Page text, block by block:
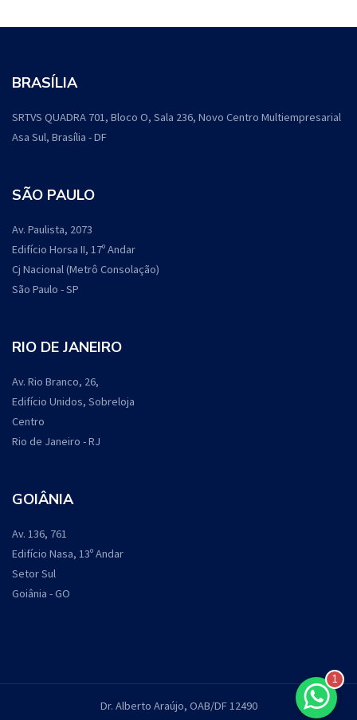
BRASÍLIA
SRTVS QUADRA 701, Bloco O, Sala 236, Novo Centro Multiempresarial
Asa Sul, Brasília - DF
SÃO PAULO
Av. Paulista, 2073
Edifício Horsa II, 17º Andar
Cj Nacional (Metrô Consolação)
São Paulo - SP
RIO DE JANEIRO
Av. Rio Branco, 26,
Edifício Unidos, Sobreloja
Centro
Rio de Janeiro - RJ
GOIÂNIA
Av. 136, 761
Edifício Nasa, 13º Andar
Setor Sul
Goiânia - GO
Dr. Alberto Araújo, OAB/DF 12490
1